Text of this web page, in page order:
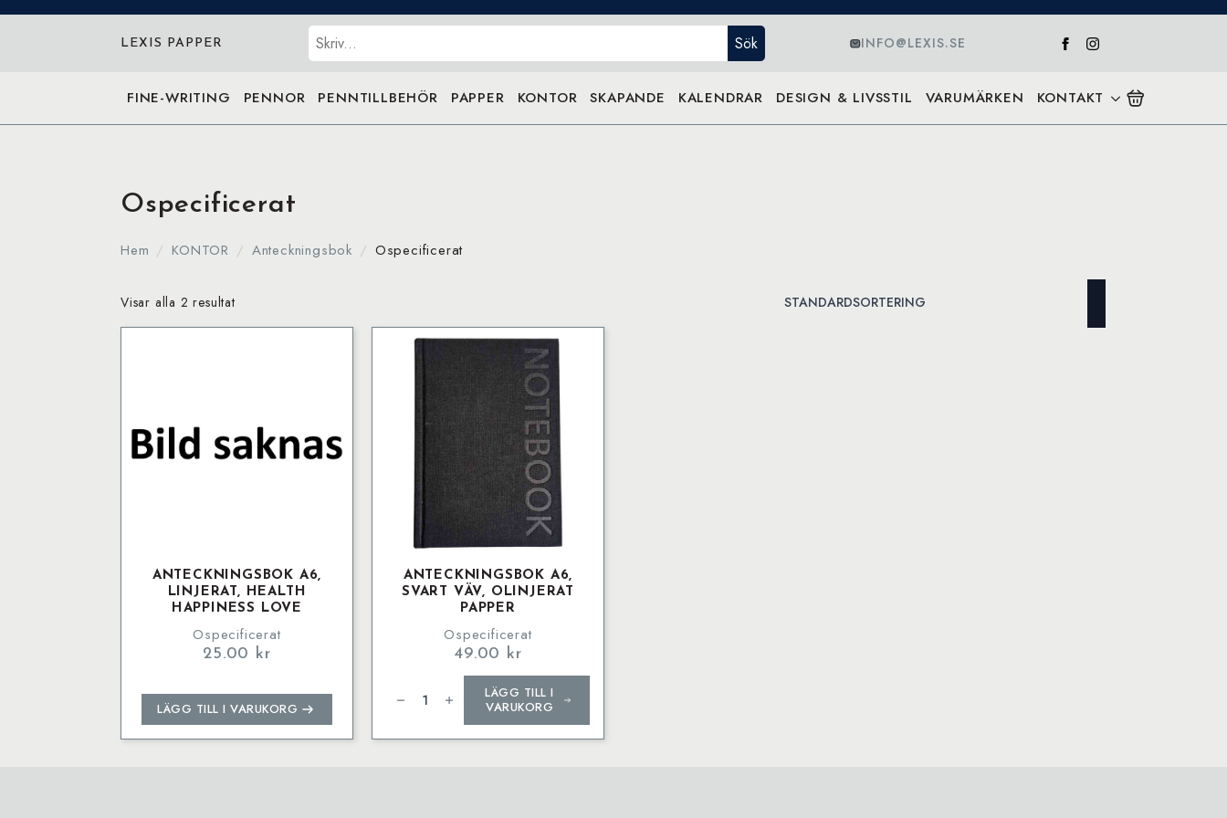
LEXIS PAPPER Sök Sök INFO@LEXIS.SE
FINE-WRITING PENNOR PENNTILLBEHÖR PAPPER KONTOR SKAPANDE KALENDRAR DESIGN & LIVSSTIL VARUMÄRKEN KONTAKT
Ospecificerat
Hem KONTOR Anteckningsbok Ospecificerat
Visar alla 2 resultat
ANTECKNINGSBOK A6,
LINJERAT, HEALTH
HAPPINESS LOVE
Ospecificerat
25.00 kr
LÄGG TILL I VARUKORG
ANTECKNINGSBOK A6,
SVART VÄV, OLINJERAT
PAPPER
Ospecificerat
49.00 kr
Anteckningsbok
Svart
papper
LÄGG TILL I
VARUKORG